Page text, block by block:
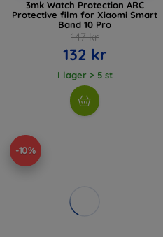
3mk Watch Protection ARC
Protective film for Xiaomi Smart
Band 10 Pro
147 kr
132 kr
I lager > 5 st
-10%